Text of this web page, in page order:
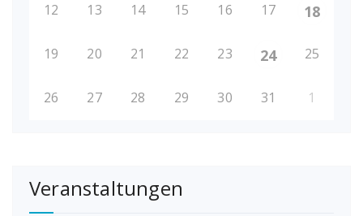
12 13 14 15 16 17 18
19 20 21 22 23 24 25
26 27 28 29 30 31 1
Veranstaltungen